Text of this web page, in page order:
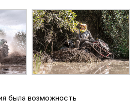
была возможность